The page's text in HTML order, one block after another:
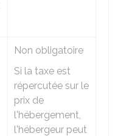
Non obligatoire
Si la taxe est
répercutée sur le
prix de
l'hébergement,
l'hébergeur peut